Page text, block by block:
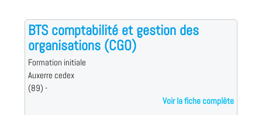
BTS comptabilité et gestion des
organisations (CGO)
Formation initiale
Auxerre cedex
(89) -
Voir la fiche complète